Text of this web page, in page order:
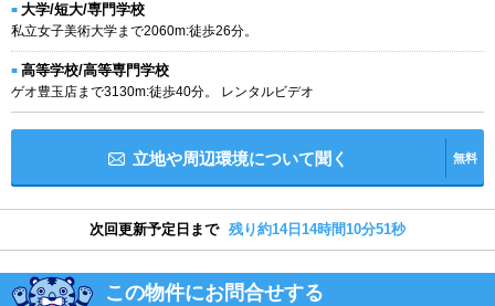
大学/短大/専門学校
私立女子美術大学まで2060m:徒歩26分。
高等学校/高等専門学校
ゲオ豊玉店まで3130m:徒歩40分。 レンタルビデオ
立地や周辺環境について聞く 無料
次回更新予定日まで 残り約14日14時間10分50秒
この物件にお問合せする